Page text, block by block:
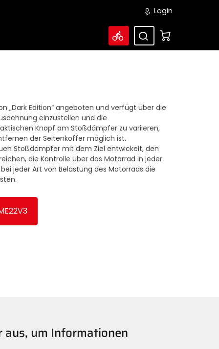
Login
„Dark Edition“ angeboten und verfügt über die
einzustellen und die
Knopf am Stoßdämpfer zu variieren,
der Seitenkoffer möglich ist.
Stoßdämpfer mit dem Ziel entwickelt, den
die Kontrolle über das Motorrad in jeder
jeder Art von Belastung des Motorrads die
aus, um Informationen